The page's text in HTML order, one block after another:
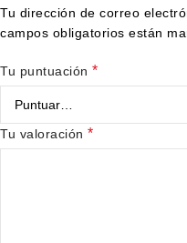
Tu dirección de correo
campos obligatorios están
Tu puntuación *
Tu valoración *